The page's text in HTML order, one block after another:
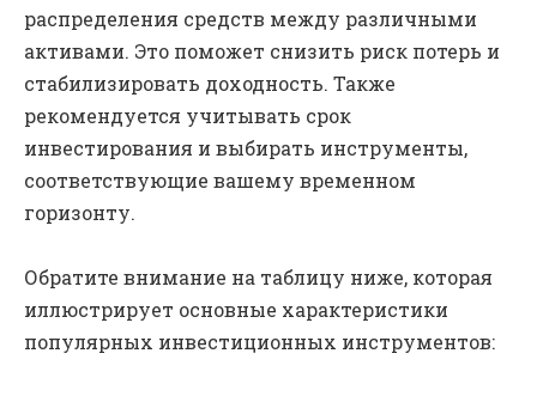
распределения средств между различными
активами. Это поможет снизить риск потерь и
стабилизировать доходность. Также
рекомендуется учитывать срок
инвестирования и выбирать инструменты,
соответствующие вашему временном
горизонту.
Обратите внимание на таблицу ниже, которая
иллюстрирует основные характеристики
популярных инвестиционных инструментов: